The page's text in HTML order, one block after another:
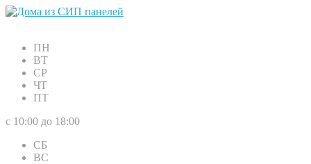
ПН
ВТ
СР
ЧТ
ПТ
с 10:00 до 18:00
СБ
ВС